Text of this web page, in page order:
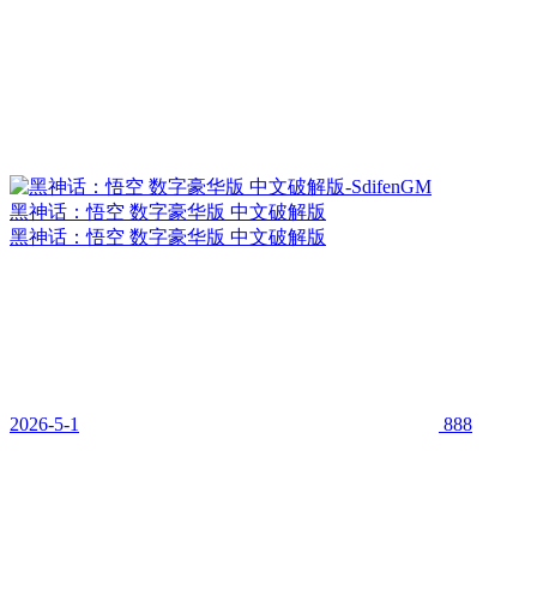
黑神话：悟空 数字豪华版 中文破解版
黑神话：悟空 数字豪华版 中文破解版
2026-5-1 888